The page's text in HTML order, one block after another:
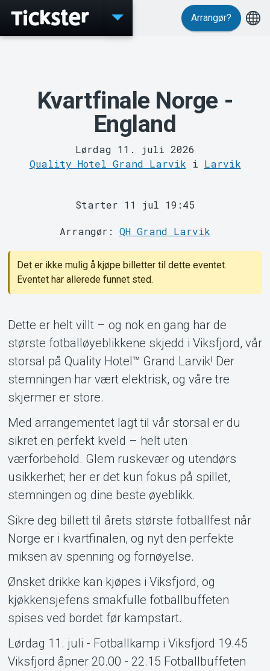
MyTickster
Support
Om Tickster
Arrangør?
Kvartfinale Norge -
England
Lørdag 11. juli 2026
Quality Hotel Grand Larvik i Larvik
Starter 11 jul 19:45
Arrangør: QH Grand Larvik
Det er ikke mulig å kjøpe billetter til dette eventet.
Eventet har allerede funnet sted.
Dette er helt villt – og nok en gang har de
største fotballøyeblikkene skjedd i Viksfjord, vår
storsal på Quality Hotel™ Grand Larvik! Der
stemningen har vært elektrisk, og våre tre
skjermer er store.
Med arrangementet lagt til vår storsal er du
sikret en perfekt kveld – helt uten
værforbehold. Glem ruskevær og utendørs
usikkerhet; her er det kun fokus på spillet,
stemningen og dine beste øyeblikk.
Sikre deg billett til årets største fotballfest når
Norge er i kvartfinalen, og nyt den perfekte
miksen av spenning og fornøyelse.
Ønsket drikke kan kjøpes i Viksfjord, og
kjøkkensjefens smakfulle fotballbuffeten
spises ved bordet før kampstart.
Lørdag 11. juli - Fotballkamp i Viksfjord 19.45
Viksfjord åpner 20.00 - 22.15 Fotballbuffeten